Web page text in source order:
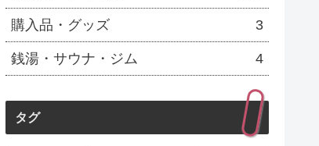
購入品・グッズ 3
銭湯・サウナ・ジム 4
タグ